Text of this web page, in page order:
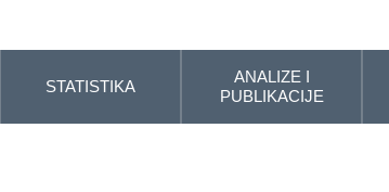
STATISTIKA
ANALIZE I
PUBLIKACIJE